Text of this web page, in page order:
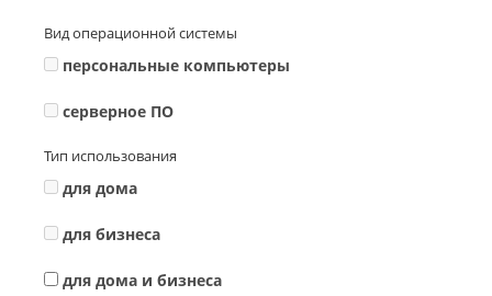
Вид операционной системы
персональные компьютеры
серверное ПО
Тип использования
для дома
для бизнеса
для дома и бизнеса